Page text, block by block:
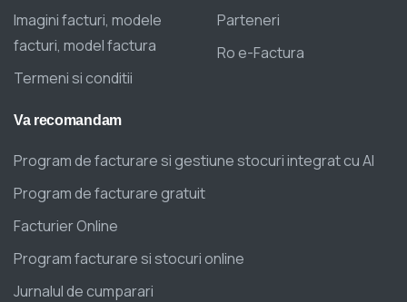
Imagini facturi, modele
facturi, model factura
Termeni si conditii
Parteneri
Ro e-Factura
Va recomandam
Program de facturare si gestiune stocuri integrat cu AI
Program de facturare gratuit
Facturier Online
Program facturare si stocuri online
Jurnalul de cumparari